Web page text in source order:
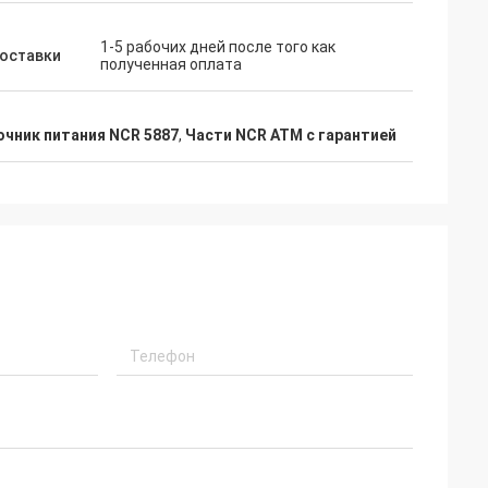
1-5 рабочих дней после того как
полученная оплата
питания NCR 5887, Части NCR ATM с гарантией